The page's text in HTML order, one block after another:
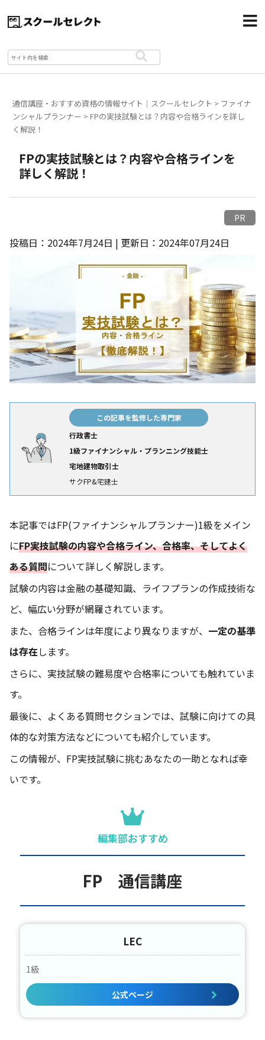
通信講座・おすすめ資格の情報サイト｜スクールセレクト > ファイナ
ンシャルプランナー >FPの実技試験とは？内容や合格ラインを詳し
く解説！
FPの実技試験とは？内容や合格ラインを
詳しく解説！
PR
投稿日：2024年7月24日 | 更新日：2024年07月24日
この記事を監修した専門家
行政書士
1級ファイナンシャル・プランニング技能士
宅地建物取引士
サクFP&宅建士
本記事ではFP(ファイナンシャルプランナー)1級をメイン
にFP実技試験の内容や合格ライン、合格率、そしてよく
ある質問について詳しく解説します。
試験の内容は金融の基礎知識、ライフプランの作成技術な
ど、幅広い分野が網羅されています。
また、合格ラインは年度により異なりますが、 一定の基準
は存在します。
さらに、実技試験の難易度や合格率についても触れていま
す。
最後に、よくある質問セクションでは、試験に向けての具
体的な対策方法などについても紹介しています。
この情報が、FP実技試験に挑むあなたの一助となれば幸
いです。
編集部おすすめ
FP 通信講座
LEC
1級
公式ページ